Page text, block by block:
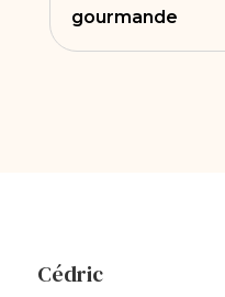
gourmande
Cédric